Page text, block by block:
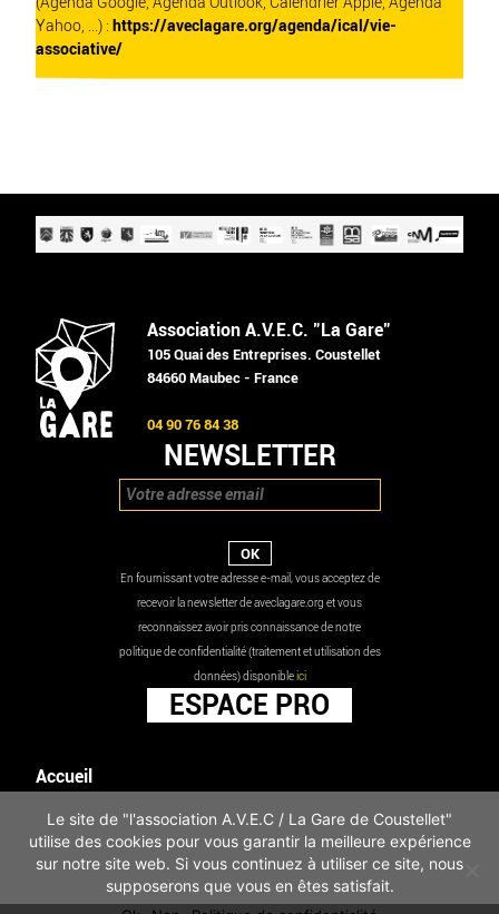
Yahoo, ...) : https://aveclagare.org/agenda/ical/vie-
associative/
Association A.V.E.C. "La Gare"
105 Quai des Entreprises. Coustellet
84660 Maubec - France
04 90 76 84 38
NEWSLETTER
En fournissant votre adresse e-mail, vous acceptez de
recevoir la newsletter de aveclagare.org et vous
reconnaissez avoir pris connaissance de notre
politique de confidentialité (traitement et utilisation des
données) disponibleici
ESPACE PRO
Accueil
Les actualités
Mentions légales
Infos pratiques
Politique de confidentialité
Le site de "l'association A.V.E.C / La Gare de Coustellet"
utilise des cookies pour vous garantir la meilleure expérience
sur notre site web. Si vous continuez à utiliser ce site, nous
supposerons que vous en êtes satisfait.